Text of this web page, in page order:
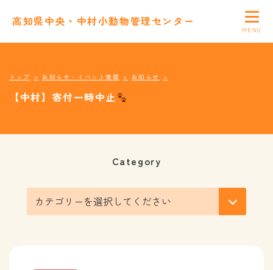
高知県中央・中村小動物管理センター
トップ お知らせ・イベント情報 お知らせ
【中村】寄付一時中止
Category